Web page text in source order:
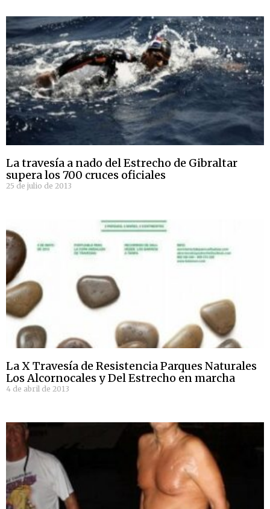
La travesía a nado del Estrecho de Gibraltar
supera los 700 cruces oficiales
25 de julio de 2013
La X Travesía de Resistencia Parques Naturales
Los Alcornocales y Del Estrecho en marcha
4 de abril de 2013